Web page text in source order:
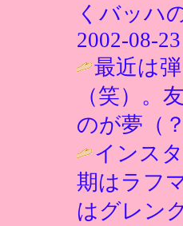
くバッハ
2002-08-
最近は
（笑）。
のが夢（
インス
期はラフ
はグレン